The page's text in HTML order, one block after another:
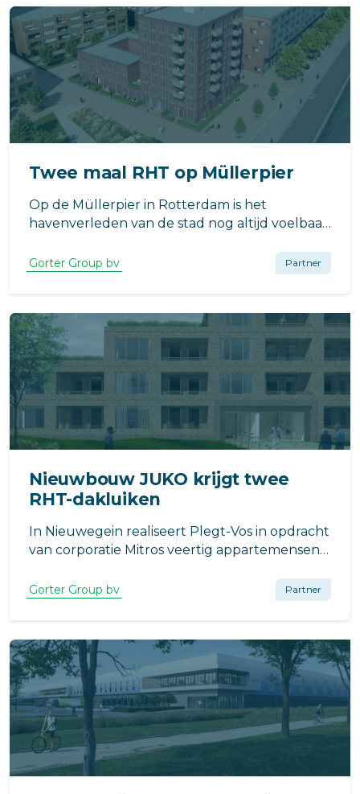
dak moet worden verric
Twee maal RHT op Müllerpier
Op de Müllerpier in Rotterdam is het
havenverleden van de stad nog altijd voelbaar.
onderdeel te laten uitmaken van de stad en
tot een moderne stadswijk te transformeren
Gorter Group bv Partner
Nieuwbouw JUKO krijgt twee
RHT-dakluiken
In Nieuwegein realiseert Plegt-Vos in opdracht
van corporatie Mitros veertig appartemensen
Gorter Group bv Partner